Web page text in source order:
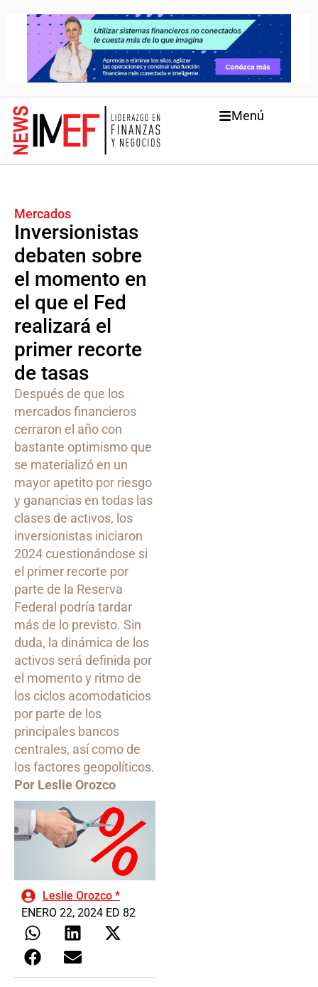
Menú
Mercados
Inversionistas
debaten sobre
el momento en
el que el Fed
realizará el
primer recorte
de tasas
Después de que los
mercados financieros
cerraron el año con
bastante optimismo que
se materializó en un
mayor apetito por riesgo
y ganancias en todas las
clases de activos, los
inversionistas iniciaron
2024 cuestionándose si
el primer recorte por
parte de la Reserva
Federal podría tardar
más de lo previsto. Sin
duda, la dinámica de los
activos será definida por
el momento y ritmo de
los ciclos acomodaticios
por parte de los
principales bancos
centrales, así como de
los factores geopolíticos.
Por Leslie Orozco
Leslie Orozco *
ENERO 22, 2024 ED 82